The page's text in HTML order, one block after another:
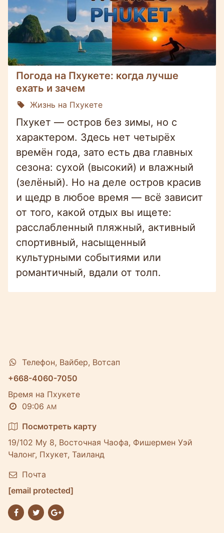
Погода на Пхукете: когда лучше
ехать и зачем
Жизнь на Пхукете
Пхукет — остров без зимы, но с
характером. Здесь нет четырёх
времён года, зато есть два главных
сезона: сухой (высокий) и влажный
(зелёный). Но на деле остров красив
и щедр в любое время — всё зависит
от того, какой отдых вы ищете:
расслабленный пляжный, активный
спортивный, насыщенный
культурными событиями или
романтичный, вдали от толп.
Телефон, Вайбер, Вотсап
+668-4060-7050
Время на Пхукете
09:06 AM
Посмотреть карту
19/102 Му 8, Восточная Чаофа, Фишермен Уэй
Чалонг, Пхукет, Таиланд
Почта
[email protected]